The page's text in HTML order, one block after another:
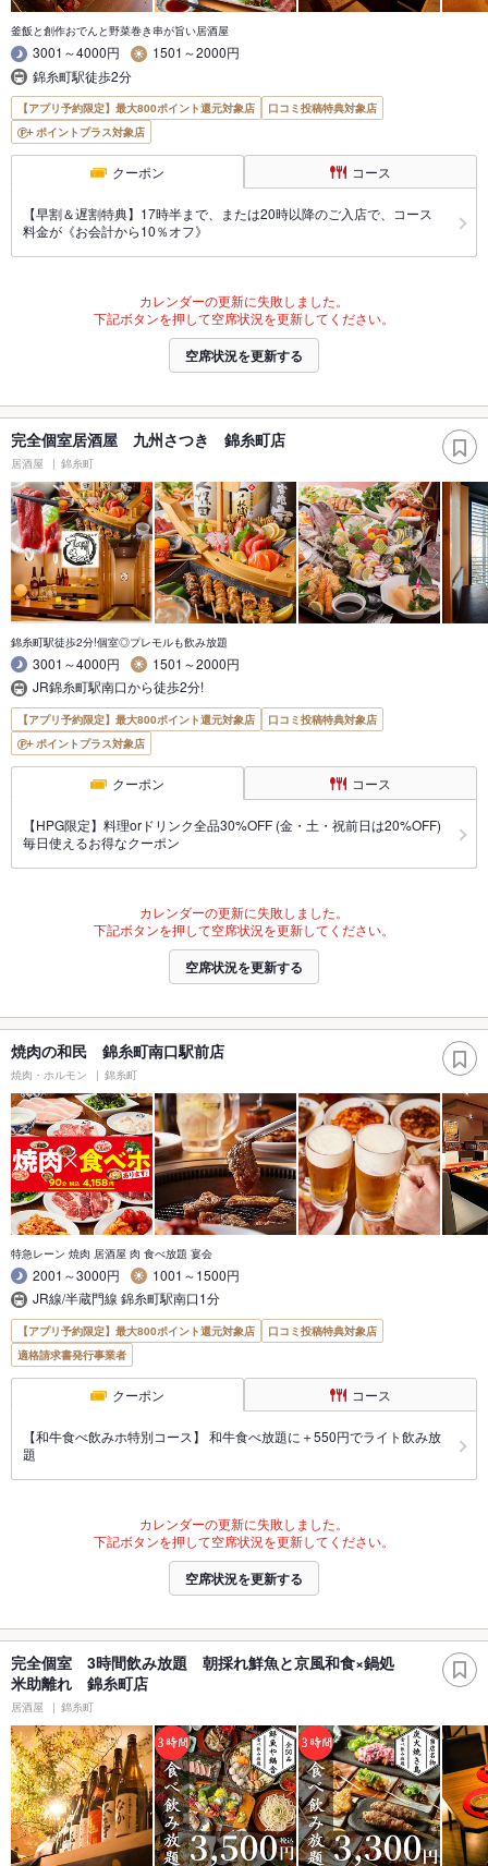
釜飯と創作おでんと野菜巻き串が旨い居酒屋
3001～4000円
1501～2000円
錦糸町駅徒歩2分
【アプリ予約限定】最大800ポイント還元対象店
口コミ投稿特典対象店
ポイントプラス対象店
クーポン コース
【早割＆遅割特典】17時半まで、または20時以降のご入店で、コース
料金が《お会計から10％オフ》
カレンダーの更新に失敗しました。
下記ボタンを押して空席状況を更新してください。
空席状況を更新する
完全個室居酒屋 九州さつき 錦糸町店
居酒屋 錦糸町
錦糸町駅徒歩2分!個室◎プレモルも飲み放題
3001～4000円
1501～2000円
JR錦糸町駅南口から徒歩2分!
【アプリ予約限定】最大800ポイント還元対象店
口コミ投稿特典対象店
ポイントプラス対象店
クーポン コース
【HPG限定】料理orドリンク全品30%OFF (金・土・祝前日は20%OFF)
毎日使えるお得なクーポン
カレンダーの更新に失敗しました。
下記ボタンを押して空席状況を更新してください。
空席状況を更新する
焼肉の和民 錦糸町南口駅前店
焼肉・ホルモン 錦糸町
特急レーン 焼肉 居酒屋 肉 食べ放題 宴会
2001～3000円
1001～1500円
JR線/半蔵門線 錦糸町駅南口1分
【アプリ予約限定】最大800ポイント還元対象店
口コミ投稿特典対象店
適格請求書発行事業者
クーポン コース
【和牛食べ飲みホ特別コース】 和牛食べ放題に＋550円でライト飲み放
題
カレンダーの更新に失敗しました。
下記ボタンを押して空席状況を更新してください。
空席状況を更新する
完全個室 3時間飲み放題 朝採れ鮮魚と京風和食×鍋処
米助離れ 錦糸町店
居酒屋 錦糸町